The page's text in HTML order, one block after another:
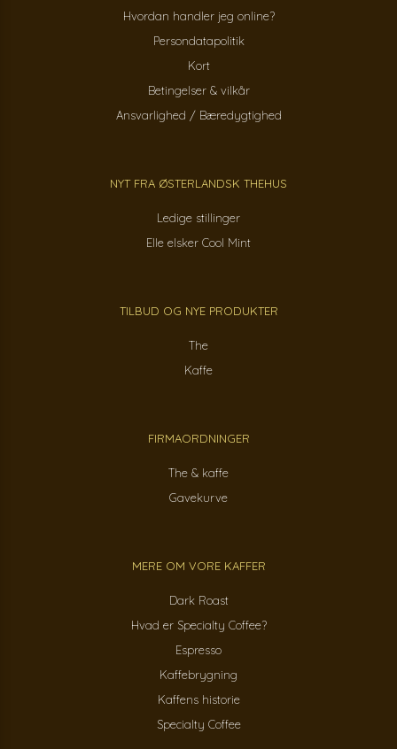
Hvordan handler jeg online?
Persondatapolitik
Kort
Betingelser & vilkår
Ansvarlighed / Bæredygtighed
NYT FRA ØSTERLANDSK THEHUS
Ledige stillinger
Elle elsker Cool Mint
TILBUD OG NYE PRODUKTER
The
Kaffe
FIRMAORDNINGER
The & kaffe
Gavekurve
MERE OM VORE KAFFER
Dark Roast
Hvad er Specialty Coffee?
Espresso
Kaffebrygning
Kaffens historie
Specialty Coffee